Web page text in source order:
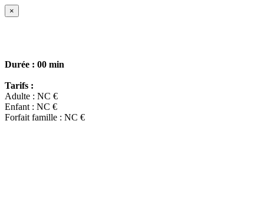
×
Durée : 00 min
Tarifs :
Adulte : NC €
Enfant : NC €
Forfait famille : NC €